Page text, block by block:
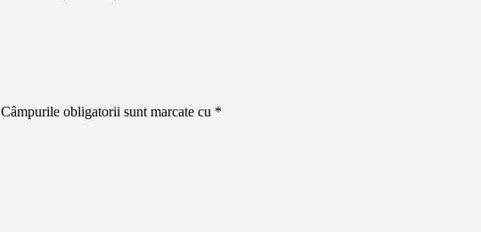
Câmpurile obligatorii sunt marcate cu *